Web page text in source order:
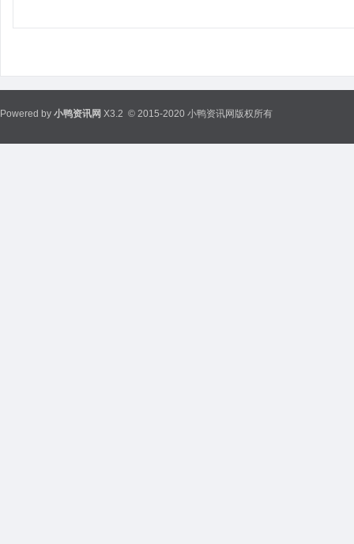
Powered by 小鸭资讯网 X3.2 © 2015-2020 小鸭资讯网版权所有